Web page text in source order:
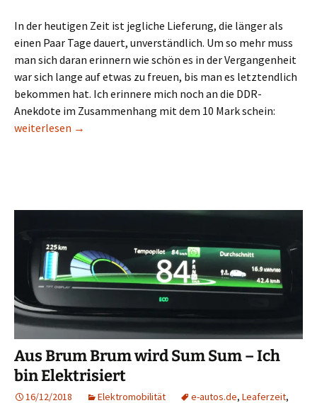
In der heutigen Zeit ist jegliche Lieferung, die länger als
einen Paar Tage dauert, unverständlich. Um so mehr muss
man sich daran erinnern wie schön es in der Vergangenheit
war sich lange auf etwas zu freuen, bis man es letztendlich
bekommen hat. Ich erinnere mich noch an die DDR-
Anekdote im Zusammenhang mit dem 10 Mark schein:
Leaferzeitverkürzung
weiterlesen →
Aus Brum Brum wird Sum Sum – Ich
bin Elektrisiert
16/12/2018 Elektromobilität e-autos.de, Leaferzeit,